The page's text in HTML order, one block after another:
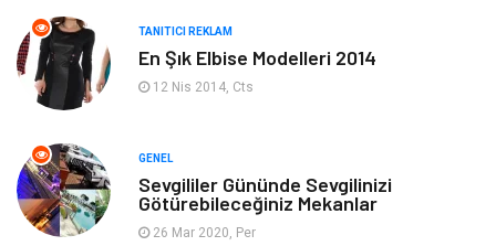
Giyim
Ev Dekorasyon Organizasyon
Anne & Çocuk Genel Kültür
Ev İşleri
TANITICI REKLAM
En Şık Elbise Modelleri 2014
12 Nis 2014, Cts
GENEL
Sevgililer Gününde Sevgilinizi
Götürebileceğiniz Mekanlar
26 Mar 2020, Per